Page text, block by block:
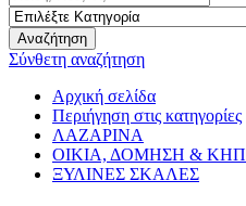
Αναζήτηση
Σύνθετη αναζήτηση
Αρχική σελίδα
Περιήγηση στις κατηγορίες
ΛΑΖΑΡΙΝΑ
ΟΙΚΙΑ, ΔΟΜΗΣΗ &
ΞΥΛΙΝΕΣ ΣΚΑΛΕΣ